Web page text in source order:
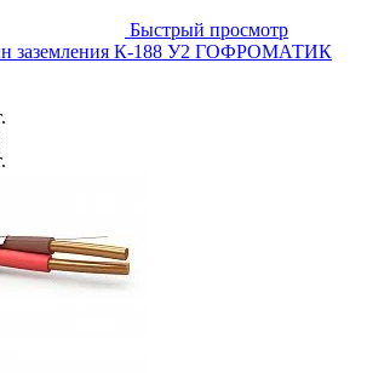
Быстрый просмотр
заземления К-188 У2 ГОФРОМАТИК